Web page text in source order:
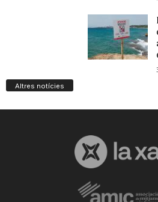
Altres notícies